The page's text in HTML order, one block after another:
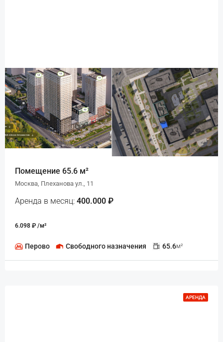
Помещение 65.6 м²
Москва, Плеханова ул., 11
Аренда в месяц: 400.000 ₽
6.098 ₽ /м²
Перово Свободного назначения 65.6м²
АРЕНДА